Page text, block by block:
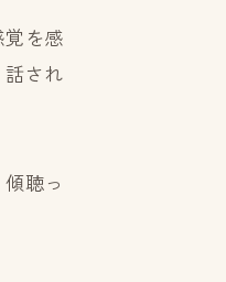
を感
され
聴っ